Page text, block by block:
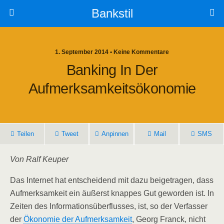
Bankstil
1. September 2014 • Keine Kommentare
Ban­king In Der
Aufmerksamkeitsökonomie
Tei­len Tweet Anpin­nen Mail SMS
Von Ralf Keuper
Das Inter­net hat ent­schei­dend mit dazu bei­getra­gen, dass
Auf­merk­sam­keit ein äußerst knap­pes Gut gewor­den ist. In
Zei­ten des Infor­ma­ti­ons­über­flus­ses, ist, so der Ver­fas­ser
der Öko­no­mie der Auf­merk­sam­keit, Georg Franck, nicht